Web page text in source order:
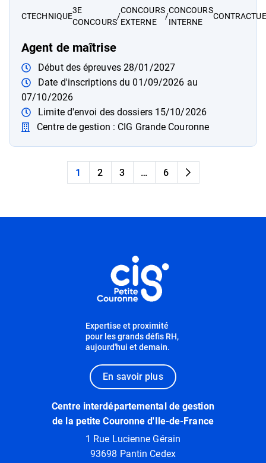
CTECHNIQUE
3E
CONCOURS
/
CONCOURS
EXTERNE
/
CONCOURS
INTERNE
Agent de maîtrise
Début des épreuves 28/01/2027
Date d'inscriptions du 01/09/2026 au
07/10/2026
Limite d'envoi des dossiers 15/10/2026
Centre de gestion : CIG Grande Couronne
1 2 3 … 6
Page suivante
Expertise et proximité
pour les grands défis RH,
aujourd'hui et demain.
En savoir plus
Centre interdépartemental de gestion
de la petite Couronne d'Ile-de-France
1 Rue Lucienne Gérain
93698 Pantin Cedex